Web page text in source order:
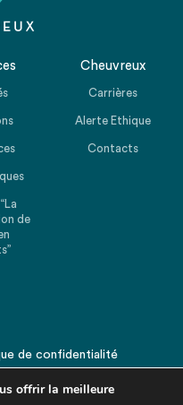
de
Cheuvreux
Carrières
Alerte Ethique
Contacts
de confidentialité
offrir la meilleure